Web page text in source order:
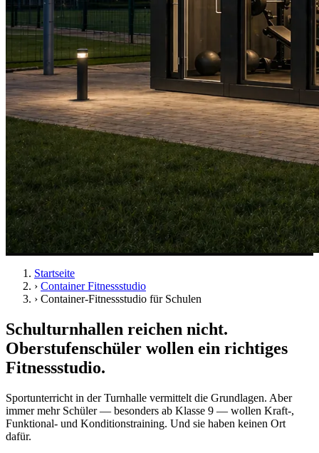
Startseite
› Container Fitnessstudio
› Container-Fitnessstudio für Schulen
Schulturnhallen reichen nicht.
Oberstufenschüler wollen ein richtiges
Fitnessstudio.
Sportunterricht in der Turnhalle vermittelt die Grundlagen. Aber
immer mehr Schüler — besonders ab Klasse 9 — wollen Kraft-,
Funktional- und Konditionstraining. Und sie haben keinen Ort
dafür.